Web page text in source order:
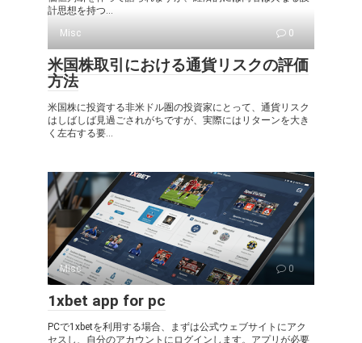
計思想を持つ...
Misc
0
米国株取引における通貨リスクの評価
方法
米国株に投資する非米ドル圏の投資家にとって、通貨リスク
はしばしば見過ごされがちですが、実際にはリターンを大き
く左右する要...
Misc 0
1xbet app for pc
PCで1xbetを利用する場合、まずは公式ウェブサイトにアク
セスし、自分のアカウントにログインします。アプリが必要